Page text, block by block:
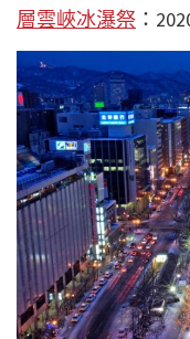
層雲峽冰瀑祭 ：